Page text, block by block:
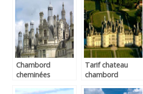
Chambord
cheminées
Tarif chateau
chambord